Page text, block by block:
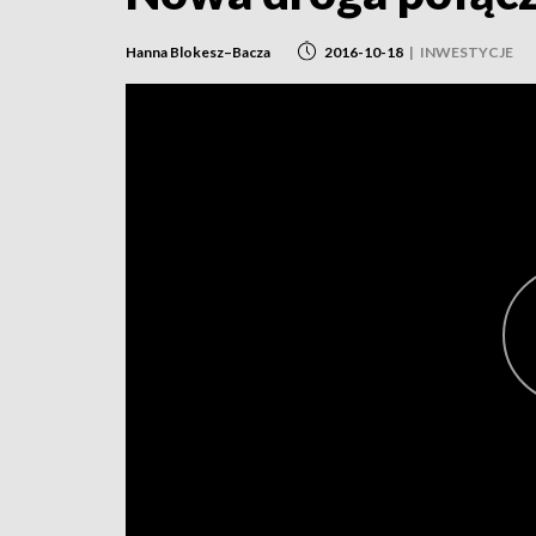
Hanna Blokesz–Bacza 2016-10-18 | INWESTYCJE